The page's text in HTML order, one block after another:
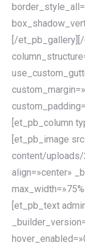
[/
[et_pb_column
[et_pb_image
content/
align=»center»
[et_pb_text